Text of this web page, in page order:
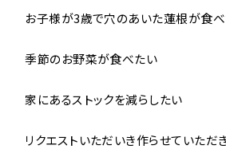
お子様が3歳で穴のあいた蓮根が食
季節のお野菜が食べたい
家にあるストックを減らしたい
リクエストいただいき作らせていただ